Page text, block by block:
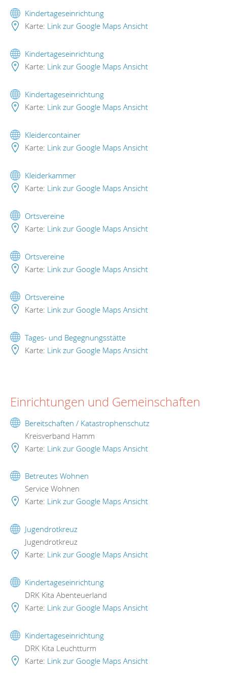
Kindertageseinrichtung
Karte: Link zur Google Maps Ansicht
Kindertageseinrichtung
Karte: Link zur Google Maps Ansicht
Kindertageseinrichtung
Karte: Link zur Google Maps Ansicht
Kleidercontainer
Karte: Link zur Google Maps Ansicht
Kleiderkammer
Karte: Link zur Google Maps Ansicht
Ortsvereine
Karte: Link zur Google Maps Ansicht
Ortsvereine
Karte: Link zur Google Maps Ansicht
Ortsvereine
Karte: Link zur Google Maps Ansicht
Tages- und Begegnungsstätte
Karte: Link zur Google Maps Ansicht
Einrichtungen und Gemeinschaften
Bereitschaften / Katastrophenschutz
Kreisverband Hamm
Karte: Link zur Google Maps Ansicht
Betreutes Wohnen
Service Wohnen
Karte: Link zur Google Maps Ansicht
Jugendrotkreuz
Jugendrotkreuz
Karte: Link zur Google Maps Ansicht
Kindertageseinrichtung
DRK Kita Abenteuerland
Karte: Link zur Google Maps Ansicht
Kindertageseinrichtung
DRK Kita Leuchtturm
Karte: Link zur Google Maps Ansicht